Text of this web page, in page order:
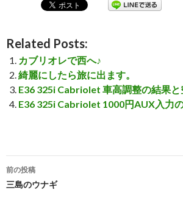
Related Posts:
カブリオレで西へ♪
綺麗にしたら旅に出ます。
E36 325i Cabriolet 車高調整の結果
E36 325i Cabriolet 1000円AUX入力
投
前の投稿
三島のウナギ